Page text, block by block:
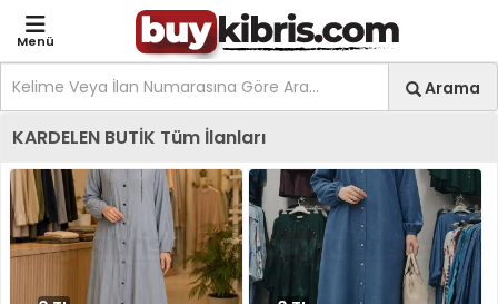
Menü
Ara
Arama
Kıbrıs İlan Platformu |
KARDELEN BUTİK Tüm İlanları